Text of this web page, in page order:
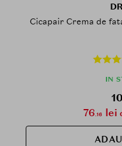
Cicapair Crema de
IN
76.16 lei